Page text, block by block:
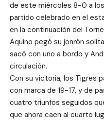
de este miércoles 8-0 a
partido celebrado en el
en la continuación del
Aquino pegó su jonrón
sacó con uno a bordo y
circulación.
Con su victoria, los Tigres
con marca de 19-17, y de
cuatro triunfos seguidos
que ahora caen al cuarto